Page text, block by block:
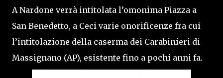
A Nardone verrà intitolata l’omonima Piazza a
San Benedetto, a Ceci varie onorificenze fra cui
l’intitolazione della caserma dei Carabinieri di
Massignano (AP), esistente fino a pochi anni fa.